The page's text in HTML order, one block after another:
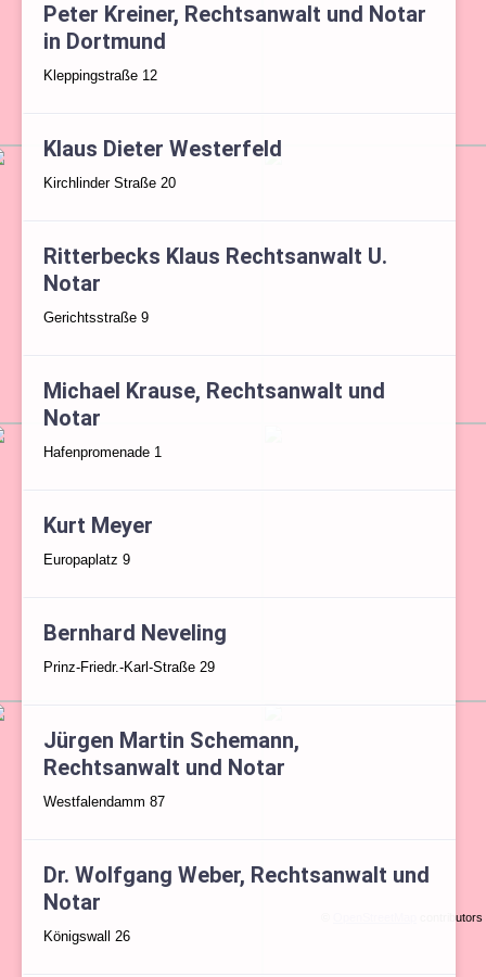
Peter Kreiner, Rechtsanwalt und Notar
in Dortmund
Kleppingstraße 12
Klaus Dieter Westerfeld
Kirchlinder Straße 20
Ritterbecks Klaus Rechtsanwalt U.
Notar
Gerichtsstraße 9
Michael Krause, Rechtsanwalt und
Notar
Hafenpromenade 1
Kurt Meyer
Europaplatz 9
Bernhard Neveling
Prinz-Friedr.-Karl-Straße 29
Jürgen Martin Schemann,
Rechtsanwalt und Notar
Westfalendamm 87
Dr. Wolfgang Weber, Rechtsanwalt und
Notar
Königswall 26
contributors